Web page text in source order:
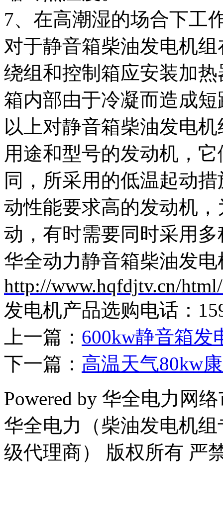
7、在高潮湿的场合下工
对于静音箱柴油发电机
绕组和控制箱应安装加
箱内部由于冷凝而造成
以上对静音箱柴油发电
用途和型号的发动机，
同，所采用的低温起动
动性能要求高的发动机
动，有时需要同时采用
华全动力静音箱柴油发
http://www.hqfdjtv.cn/
发电机产品选购电话：
上一篇： 600kw静音箱发
下一篇： 高温天气80kw
Powered by 华全电力网
华全电力（柴油发电机
级代理商） 版权所有 严